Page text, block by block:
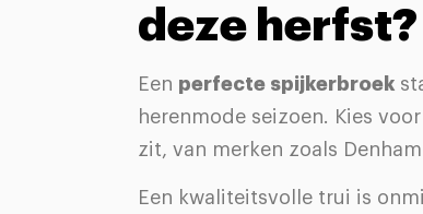
deze herfst?
Een perfecte spijkerbroek
herenmode seizoen. Kies
zit, van merken zoals
Een kwaliteitsvolle trui is